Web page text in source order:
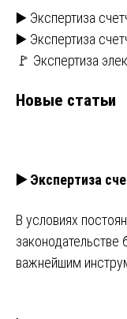
▶️ Экспертиза
▶️ Экспертиза
🚩 Экспертиза
Новые статьи
▶️ Экспертиза
В условиях
законодательстве
важнейшим